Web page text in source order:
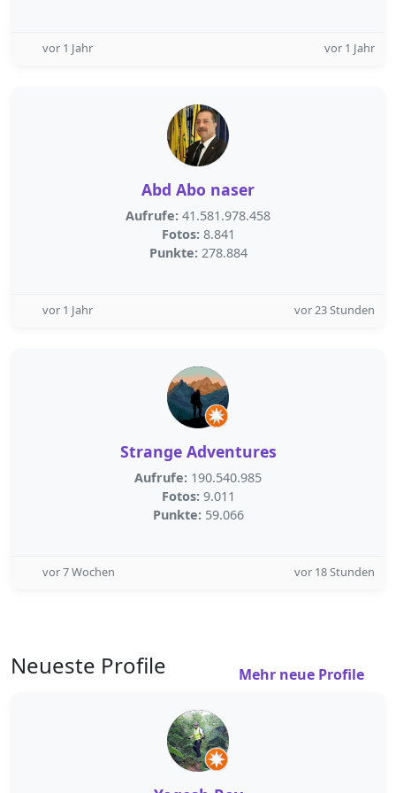
vor 1 Jahr vor 1 Jahr
Abd Abo naser
Aufrufe: 41.581.978.458
Fotos: 8.841
Punkte: 278.884
vor 1 Jahr vor 23 Stunden
Strange Adventures
Aufrufe: 190.540.985
Fotos: 9.011
Punkte: 59.066
vor 7 Wochen vor 18 Stunden
Neueste Profile Mehr neue Profile